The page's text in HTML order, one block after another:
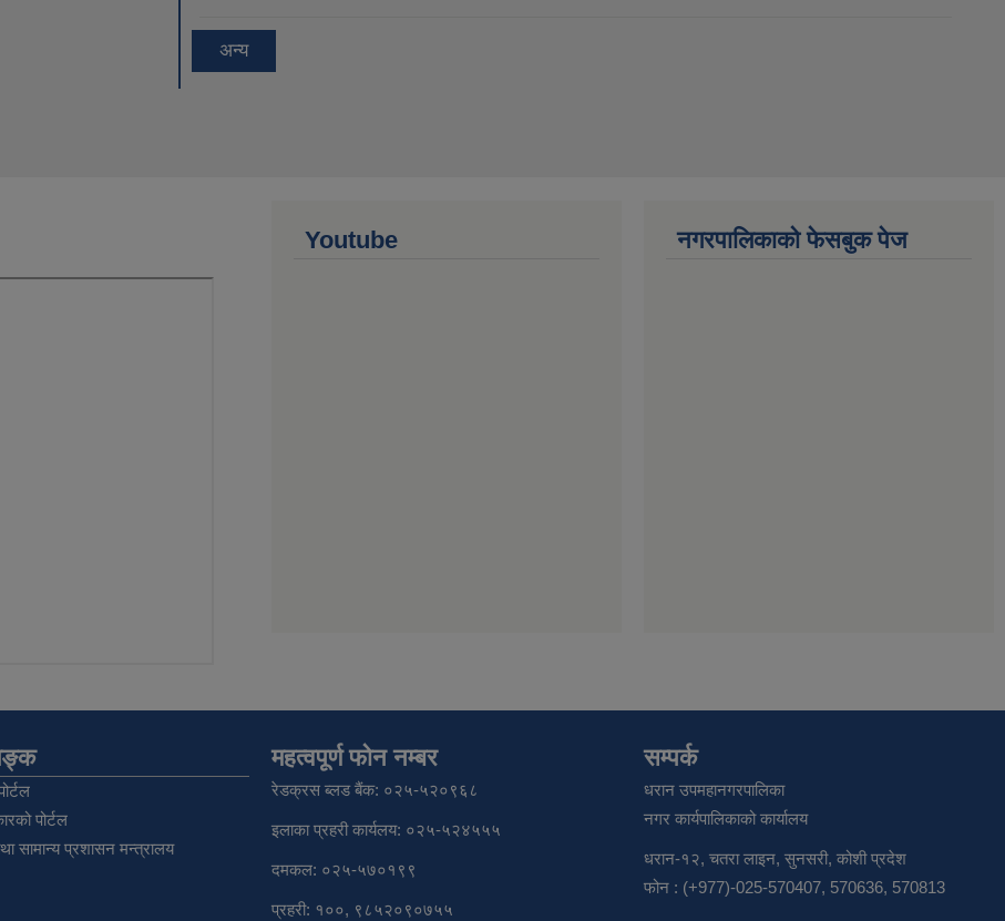
अन्य
Youtube नगरपालिकाको फेसबुक पेज
पोर्टल
सामान्य प्रशासन मन्त्रालय
महत्वपूर्ण फोन नम्बर
रेडक्रस ब्लड बैंक: ०२५-५२०९६८
इलाका प्रहरी कार्यलय: ०२५-५२४५५५
दमकल: ०२५-५७०१९९
प्रहरी: १००, ९८५२०९०७५५
सम्पर्क
धरान उपमहानगरपालिका
नगर कार्यपालिकाको कार्यालय
धरान-१२, चतरा लाइन, सुनसरी, कोशी प्रदेश
फोन : (+977)-025-570407, 570636, 570813